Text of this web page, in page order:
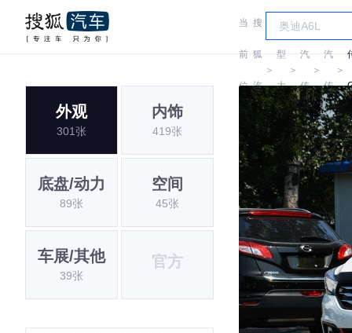
当
前
位
搜
狐
汽
＞
车
型
大
全
＞
广
汽
传
祺
＞
汽
传
祺
＞
外观
301张
内饰
419张
底盘/动力
89张
空间
45张
车展/其他
39张
官方